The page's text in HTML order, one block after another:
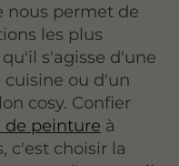
nous permet de
les plus
s'agisse d'une
ou d'un
cosy. Confier
de peinture à
c'est choisir la